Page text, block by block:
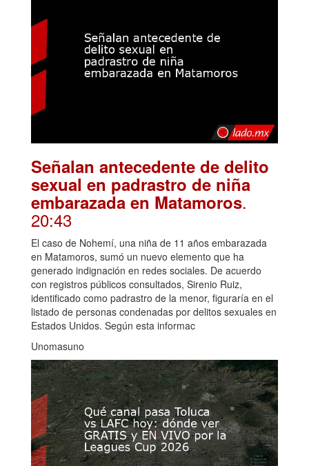
Señalan antecedente de delito
sexual en padrastro de niña
embarazada en Matamoros.
20:43
El caso de Nohemí, una niña de 11 años embarazada
en Matamoros, sumó un nuevo elemento que ha
generado indignación en redes sociales. De acuerdo
con registros públicos consultados, Sirenio Ruiz,
identificado como padrastro de la menor, figuraría en el
listado de personas condenadas por delitos sexuales en
Estados Unidos. Según esta informac
Unomasuno